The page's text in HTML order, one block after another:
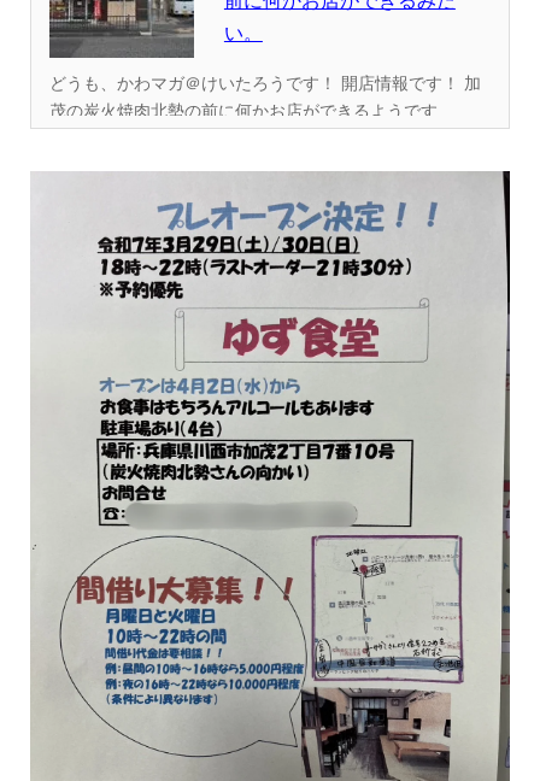
い。
どうも、かわマガ＠けいたろうです！ 開店情報です！ 加
茂の炭火焼肉北勢の前に何かお店ができるようです...